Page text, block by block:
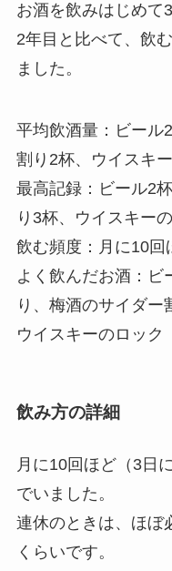
お酒を飲みはじめて3
2年目と比べて、飲
ました。
平均飲酒量： ビール
割り2杯、ウイスキ
最高記録： ビール2
り3杯、ウイスキー
飲む頻度： 月に10回
よく飲んだお酒： ビ
り、梅酒のサイダー
ウイスキーのロック
飲み方の詳細
月に10回ほど（3日
でいました。
連休のときは、ほぼ
くらいです。